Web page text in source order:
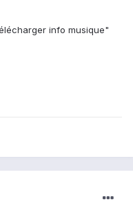
info musique"